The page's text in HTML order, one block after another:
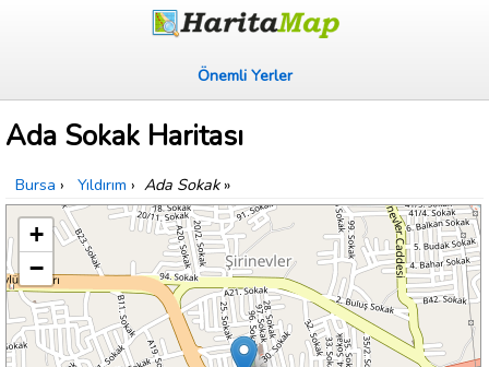
Önemli Yerler
Ada Sokak Haritası
Bursa › Yıldırım › Ada Sokak»
+
−